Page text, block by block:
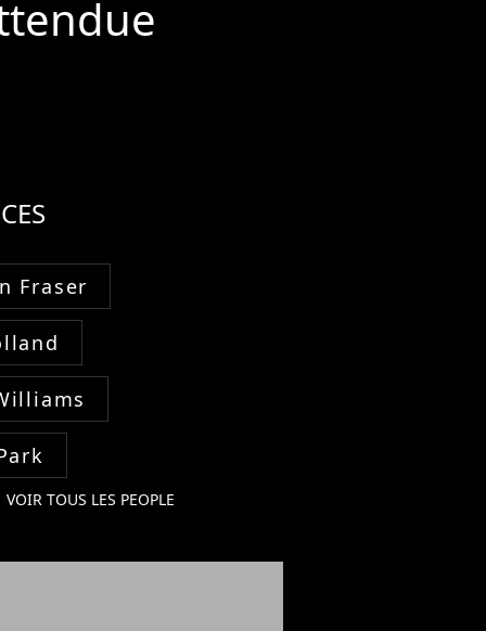
Fraser
VOIR TOUS LES PEOPLE